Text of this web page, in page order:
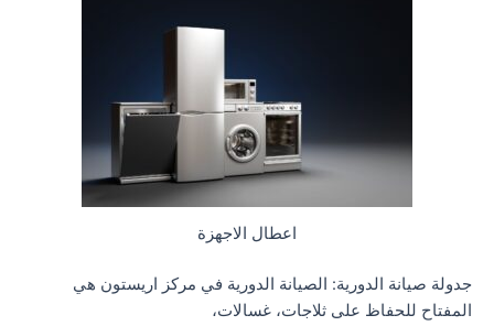
اعطال الاجهزة
جدولة صيانة الدورية: الصيانة الدورية في مركز اريستون هي
المفتاح للحفاظ على ثلاجات، غسالات،